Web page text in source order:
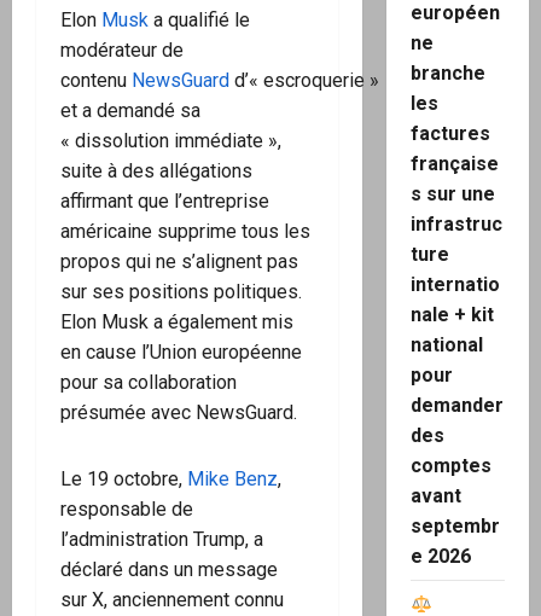
Elon Musk a qualifié le
modérateur de
contenu NewsGuard d’« escroquerie »
et a demandé sa
« dissolution immédiate »,
suite à des allégations
affirmant que l’entreprise
américaine supprime tous les
propos qui ne s’alignent pas
sur ses positions politiques.
Elon Musk a également mis
en cause l’Union européenne
pour sa collaboration
présumée avec NewsGuard.
Le 19 octobre, Mike Benz,
responsable de
l’administration Trump, a
déclaré dans un message
sur X, anciennement connu
européen
ne
branche
les
factures
française
s sur une
infrastruc
ture
internatio
nale + kit
national
pour
demander
des
comptes
avant
septembr
e 2026